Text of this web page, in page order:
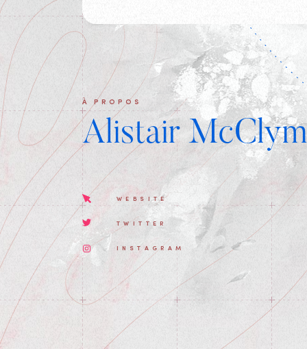
À PROPOS
Alistair
WEBSITE
TWITTER
INSTAGRAM